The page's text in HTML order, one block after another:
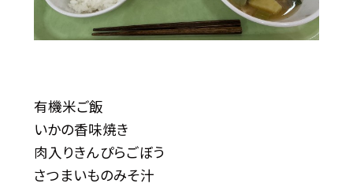
有機米ご飯
いかの香味焼き
肉入りきんぴらごぼう
さつまいものみそ汁